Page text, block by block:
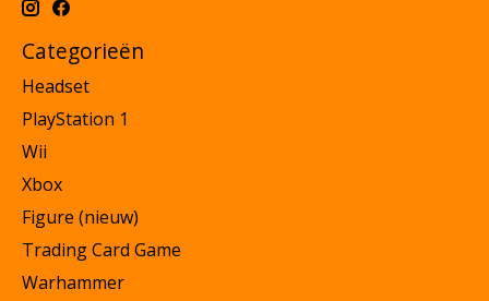
Categorieën
Headset
PlayStation 1
Wii
Xbox
Figure (nieuw)
Trading Card Game
Warhammer